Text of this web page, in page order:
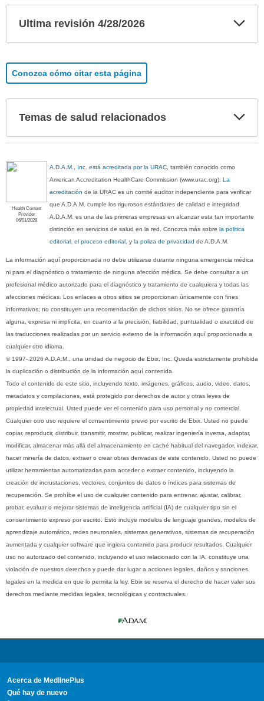
Ultima revisión 4/28/2026
Conozca cómo citar esta página
Temas de salud relacionados
Health Content
Provider
06/01/2028
A.D.A.M., Inc. está acreditada por la URAC , también conocido como
American Accreditation HealthCare Commission (www.urac.org).La
acreditación de la URAC es un comité auditor independiente para verificar
que A.D.A.M. cumple los rigurosos estándares de calidad e integridad.
A.D.A.M. es una de las primeras empresas en alcanzar esta tan importante
distinción en servicios de salud en la red. Conozca más sobrela politica
editorial, el proceso editorial , yla poliza de privacidad de A.D.A.M.
La información aquí proporcionada no debe utilizarse durante ninguna emergencia médica
ni para el diagnóstico o tratamiento de ninguna afección médica. Se debe consultar a un
profesional médico autorizado para el diagnóstico y tratamiento de cualquiera y todas las
afecciones médicas. Los enlaces a otros sitios se proporcionan únicamente con fines
informativos; no constituyen una recomendación de dichos sitios. No se ofrece garantía
alguna, expresa ni implícita, en cuanto a la precisión, fiabilidad, puntualidad o exactitud de
las traducciones realizadas por un servicio externo de la información aquí proporcionada a
cualquier otro idioma.
© 1997- 2026 A.D.A.M., una unidad de negocio de Ebix, Inc. Queda estrictamente prohibida
la duplicación o distribución de la información aquí contenida.
Todo el contenido de este sitio, incluyendo texto, imágenes, gráficos, audio, video, datos,
metadatos y compilaciones, está protegido por derechos de autor y otras leyes de
propiedad intelectual. Usted puede ver el contenido para uso personal y no comercial.
Cualquier otro uso requiere el consentimiento previo por escrito de Ebix. Usted no puede
copiar, reproducir, distribuir, transmitir, mostrar, publicar, realizar ingeniería inversa, adaptar,
modificar, almacenar más allá del almacenamiento en caché habitual del navegador, indexar,
hacer minería de datos, extraer o crear obras derivadas de este contenido. Usted no puede
utilizar herramientas automatizadas para acceder o extraer contenido, incluyendo la
creación de incrustaciones, vectores, conjuntos de datos o índices para sistemas de
recuperación. Se prohíbe el uso de cualquier contenido para entrenar, ajustar, calibrar,
probar, evaluar o mejorar sistemas de inteligencia artificial (IA) de cualquier tipo sin el
consentimiento expreso por escrito. Esto incluye modelos de lenguaje grandes, modelos de
aprendizaje automático, redes neuronales, sistemas generativos, sistemas de recuperación
aumentada y cualquier software que ingiera contenido para producir resultados. Cualquier
uso no autorizado del contenido, incluyendo el uso relacionado con la IA, constituye una
violación de nuestros derechos y puede dar lugar a acciones legales, daños y sanciones
legales en la medida en que lo permita la ley. Ebix se reserva el derecho de hacer valer sus
derechos mediante medidas legales, tecnológicas y contractuales.
Acerca de MedlinePlus
Qué hay de nuevo